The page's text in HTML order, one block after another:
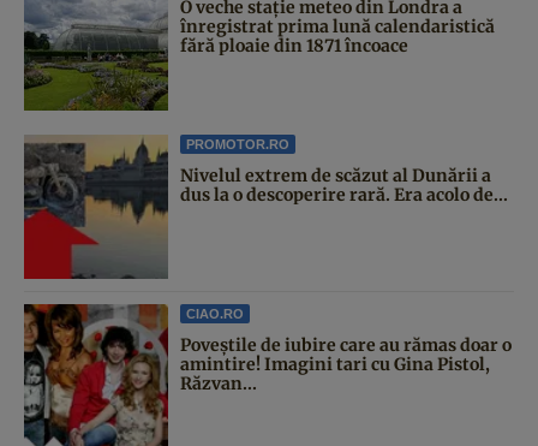
O veche stație meteo din Londra a
înregistrat prima lună calendaristică
fără ploaie din 1871 încoace
PROMOTOR.RO
Nivelul extrem de scăzut al Dunării a
dus la o descoperire rară. Era acolo de...
CIAO.RO
Poveştile de iubire care au rămas doar o
amintire! Imagini tari cu Gina Pistol,
Răzvan...